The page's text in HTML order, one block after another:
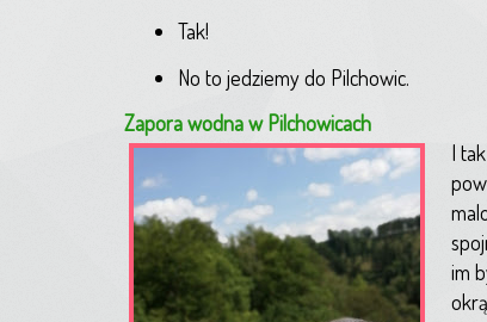
Tak!
No to jedziemy do Pilchowic.
Zapora wodna w Pilchowicach
I
im